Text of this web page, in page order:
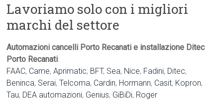
Lavoriamo solo con i migliori
marchi del settore
Automazioni cancelli Porto Recanati e installazione Ditec
Porto Recanati:
FAAC, Came,Aprimatic, BFT, Sea, Nice, Fadini, Ditec,
Beninca, Serai,Telcoma, Cardin, Hormann, Casit, Kopron,
Tau, DEA automazioni, Genius, GiBiDi, Roger